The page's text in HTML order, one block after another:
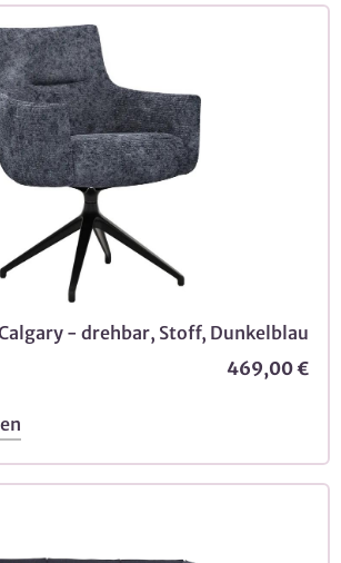
- drehbar, Stoff, Dunkelblau
469,00 €